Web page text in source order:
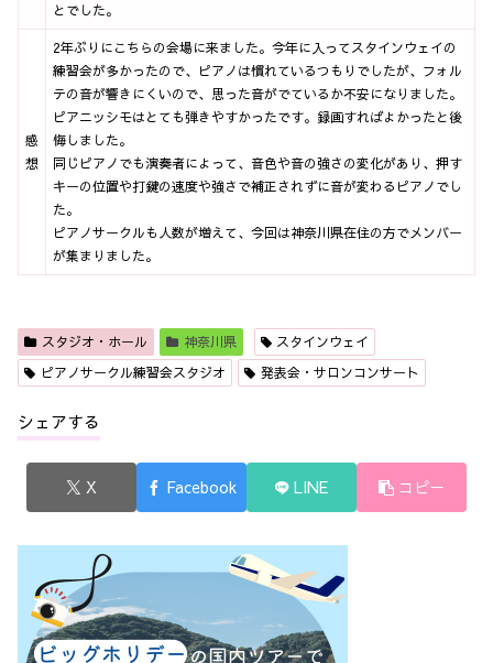
とでした。
感
想
2年ぶりにこちらの会場に来ました。今年に入ってスタインウェイの
練習会が多かったので、ピアノは慣れているつもりでしたが、フォル
テの音が響きにくいので、思った音がでているか不安になりました。
ピアニッシモはとても弾きやすかったです。録画すればよかったと後
悔しました。
同じピアノでも演奏者によって、音色や音の強さの変化があり、押す
キーの位置や打鍵の速度や強さで補正されずに音が変わるピアノでし
た。
ピアノサークルも人数が増えて、今回は神奈川県在住の方でメンバー
が集まりました。
スタジオ・ホール 神奈川県
スタインウェイ
ピアノサークル練習会スタジオ
発表会・サロンコンサート
シェアする
X Facebook LINE コピー